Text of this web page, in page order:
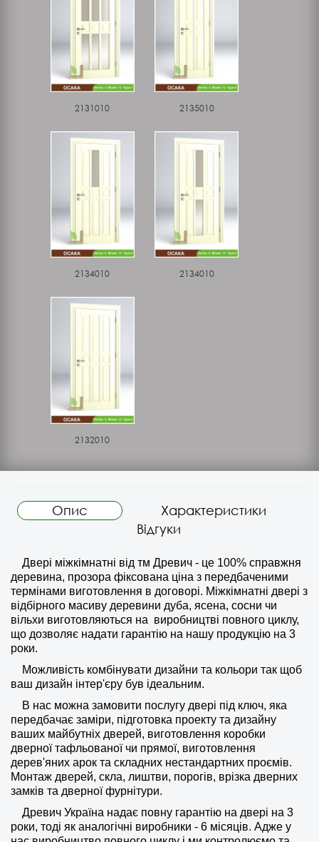
2131010 2135010
2134010 2134010
2132010
Опис
Характеристики
Відгуки
Двері міжкімнатні від тм Древич - це 100% справжня
деревина, прозора фіксована ціна з передбаченими
термінами виготовлення в договорі. Міжкімнатні двері з
відбірного масиву деревини дуба, ясена, сосни чи
вільхи виготовляються на виробництві повного циклу,
що дозволяє надати гарантію на нашу продукцію на 3
роки.
Можливість комбінувати дизайни та кольори так щоб
ваш дизайн інтер'єру був ідеальним.
В нас можна замовити послугу двері під ключ, яка
передбачає заміри, підготовка проекту та дизайну
ваших майбутніх дверей, виготовлення коробки
дверної тафльованої чи прямої, виготовлення
дерев'яних арок та складних нестандартних проємів.
Монтаж дверей, скла, лиштви, порогів, врізка дверних
замків та дверної фурнітури.
Древич Україна надає повну гарантію на двері на 3
роки, тоді як аналогічні виробники - 6 місяців. Адже у